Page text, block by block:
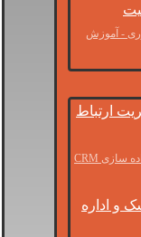
- آموزش
ارتباط
مشاوره تهیه نرم افزار و پیاده سازی CRM
و اداره